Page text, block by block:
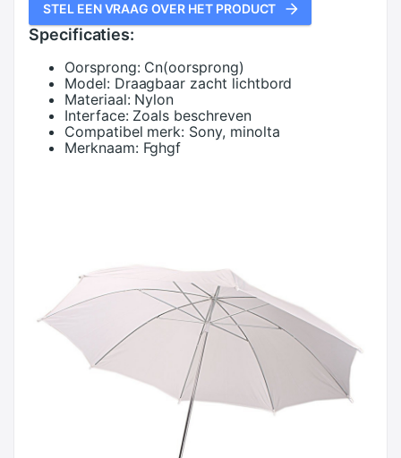
STEL EEN VRAAG OVER HET PRODUCT
Specificaties:
Oorsprong: Cn(oorsprong)
Model: Draagbaar zacht lichtbord
Materiaal: Nylon
Interface: Zoals beschreven
Compatibel merk: Sony, minolta
Merknaam: Fghgf